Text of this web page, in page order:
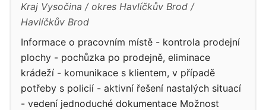
Kraj Vysočina
okres Havlíčkův Brod
Havlíčkův Brod
Informace o pracovním místě - kontrola prodejní
plochy - pochůzka po prodejně, eliminace
krádeží - komunikace s klientem, v případě
potřeby s policií - aktivní řešení nastalých situací
- vedení jednoduché dokumentace Možnost